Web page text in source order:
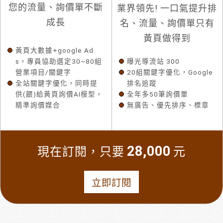
您的流量、詢價單不斷
成長
黃頁大數據+google Ad
s，專員協助選定30~80組
營業項目/關鍵字
全站關鍵字優化，同時提
供(餵)給黃頁詢價AI模型，
精準詢價媒合
業界領先! 一口氣提升排
名、流量、詢價單只有
黃頁做得到
曝光導流站 300
20組關鍵字優化，Google
排名追蹤
全年多50筆詢價單
無廣告、優先排序、標章
現在訂閱，只要 28,000 元
立即訂閱